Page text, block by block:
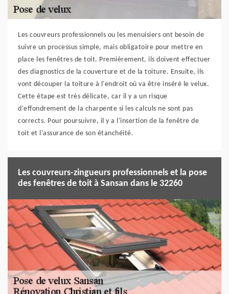
Les couvreurs professionnels ou les menuisiers ont besoin de
suivre un processus simple, mais obligatoire pour mettre en
place les fenêtres de toit. Premièrement, ils doivent effectuer
des diagnostics de la couverture et de la toiture. Ensuite, ils
vont découper la toiture à l'endroit où va être inséré le velux.
Cette étape est très délicate, car il y a un risque
d'effondrement de la charpente si les calculs ne sont pas
corrects. Pour poursuivre, il y a l'insertion de la fenêtre de
toit et l'assurance de son étanchéité.
Les couvreurs-zingueurs professionnels et la pose
des fenêtres de toit à Sansan dans le 32260